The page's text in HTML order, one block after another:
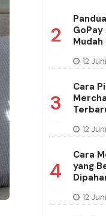
2
Mudah
12
3
Cara
12
4
Cara
yang
12